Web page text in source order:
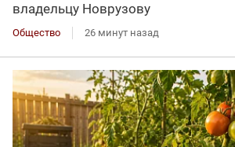
владельцу Новрузову
Общество 26 минут назад